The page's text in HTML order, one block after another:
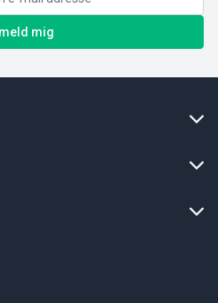
mig